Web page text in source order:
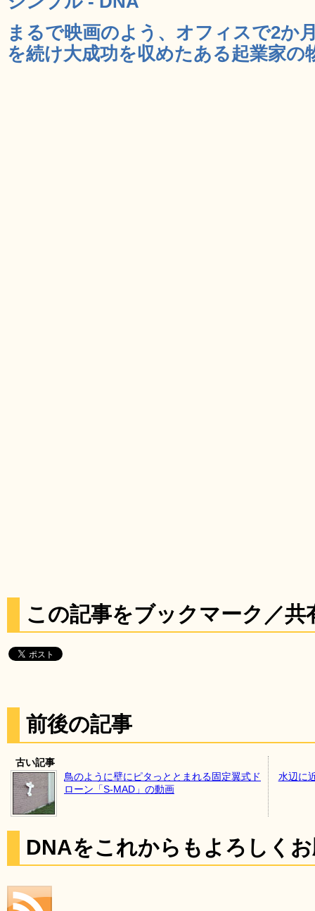
まるで映画のよう、オフィスで2か
を続け大成功を収めたある起業家の
この記事をブックマーク／共
前後の記事
古い記事
鳥のように壁にピタっととまれる固定翼式ド
ローン「S-MAD」の動画
水辺に
DNAをこれからもよろしく